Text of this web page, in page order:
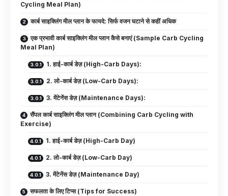
Cycling Meal Plan)
कार्ब साइक्लिंग मील प्लान के फायदे: सिर्फ वजन घटाने से कहीं अधिक
एक प्रभावी कार्ब साइक्लिंग मील प्लान कैसे बनाएं (Sample Carb Cycling
Meal Plan)
1. हाई-कार्ब डेज़ (High-Carb Days):
2. लो-कार्ब डेज़ (Low-Carb Days):
3. मेंटेनेंस डेज़ (Maintenance Days):
सैंपल कार्ब साइक्लिंग मील प्लान (Combining Carb Cycling with
Exercise)
1. हाई-कार्ब डेज़ (High-Carb Day)
2. लो-कार्ब डेज़ (Low-Carb Day)
3. मेंटेनेंस डेज़ (Maintenance Day)
सफलता के लिए टिप्स (Tips for Success)